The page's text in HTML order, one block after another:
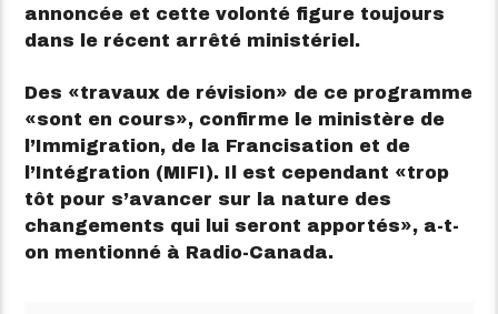
annoncée et cette volonté figure toujours
dans le récent arrêté ministériel.
Des travaux de révision
de ce programme
sont en cours
, confirme le ministère de
l’Immigration, de la Francisation et de
l’Intégration (MIFI). Il est cependant
trop
tôt pour s’avancer sur la nature des
changements qui lui seront apportés
, a-t-
on mentionné à Radio-Canada.